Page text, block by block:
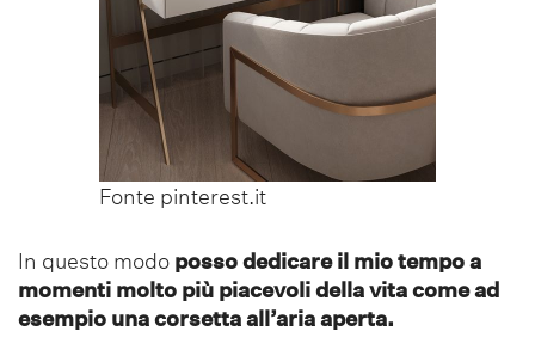
Fonte pinterest.it
In questo modo posso dedicare il mio tempo a
momenti molto più piacevoli della vita come ad
esempio una corsetta all’aria aperta.